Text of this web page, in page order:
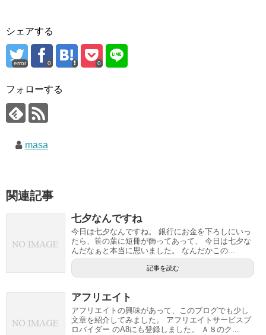
シェアする
error 0 0
フォローする
masa
関連記事
七夕なんですね
今日は七夕なんですね。 銀行にお金を下ろしにいっ
たら、笹の葉に短冊が飾ってあって、 今日は七夕な
んだなぁと本当に思いました。 なんだかこの...
記事を読む
アフリエイト
アフリエイトの興味があって、このブログでも少し
文章を紹介してみました。 アフリエイトサービスプ
ロバイダー のA8にも登録しました。 Ａ８のク...